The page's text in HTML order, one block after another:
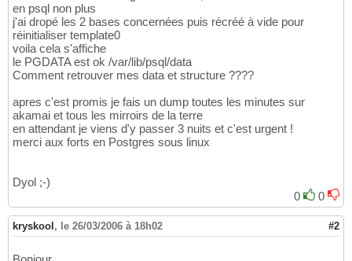
en psql non plus
j'ai dropé les 2 bases concernées puis récréé à vide pour
réinitialiser template0
voila cela s'affiche
le PGDATA est ok /var/lib/psql/data
Comment retrouver mes data et structure ????
apres c'est promis je fais un dump toutes les minutes sur
akamai et tous les mirroirs de la terre
en attendant je viens d'y passer 3 nuits et c'est urgent !
merci aux forts en Postgres sous linux
Dyol ;-)
0
0
kryskool , le 26/03/2006 à 18h02 #2